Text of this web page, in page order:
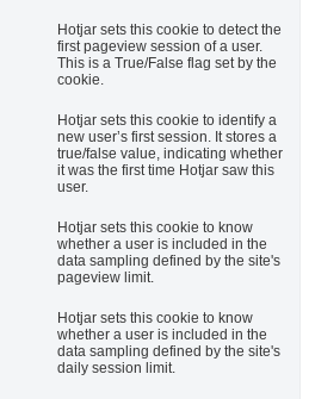
Hotjar sets this cookie to detect the
first pageview session of a user.
This is a True/False flag set by the
cookie.
Hotjar sets this cookie to identify a
new user’s first session. It stores a
true/false value, indicating whether
it was the first time Hotjar saw this
user.
Hotjar sets this cookie to know
whether a user is included in the
data sampling defined by the site's
pageview limit.
Hotjar sets this cookie to know
whether a user is included in the
data sampling defined by the site's
daily session limit.